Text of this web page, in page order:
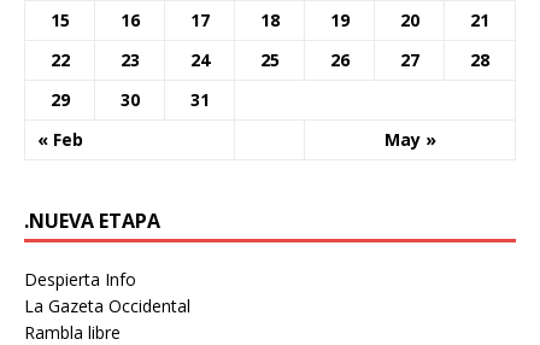
« Feb May »
15
16 17 18 19 20
21
22
23 24 25 26 27
28
29
30 31
.NUEVA ETAPA
Despierta Info
La Gazeta Occidental
Rambla libre